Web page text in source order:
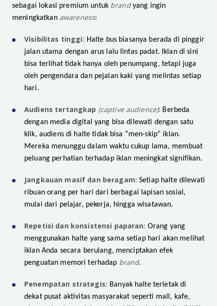
sebagai lokasi premium untuk brandyang ingin
meningkatkan awareness:
Visibilitas tinggi: Halte bus biasanya berada di pinggir
jalan utama dengan arus lalu lintas padat. Iklan di sini
bisa terlihat tidak hanya oleh penumpang, tetapi juga
oleh pengendara dan pejalan kaki yang melintas setiap
hari.
Audiens tertangkap (captive audience): Berbeda
dengan media digital yang bisa dilewati dengan satu
klik, audiens di halte tidak bisa “men-skip” iklan.
Mereka menunggu dalam waktu cukup lama, membuat
peluang perhatian terhadap iklan meningkat signifikan.
Jangkauan masif dan beragam: Setiap halte dilewati
ribuan orang per hari dari berbagai lapisan sosial,
mulai dari pelajar, pekerja, hingga wisatawan.
Repetisi dan konsistensi paparan: Orang yang
menggunakan halte yang sama setiap hari akan melihat
iklan Anda secara berulang, menciptakan efek
penguatan memori terhadap brand.
Penempatan strategis: Banyak halte terletak di
dekat pusat aktivitas masyarakat seperti mall, kafe,